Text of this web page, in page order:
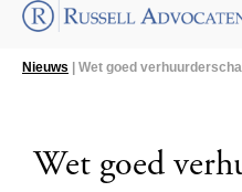
Nieuws | Wet goed
Wet goed